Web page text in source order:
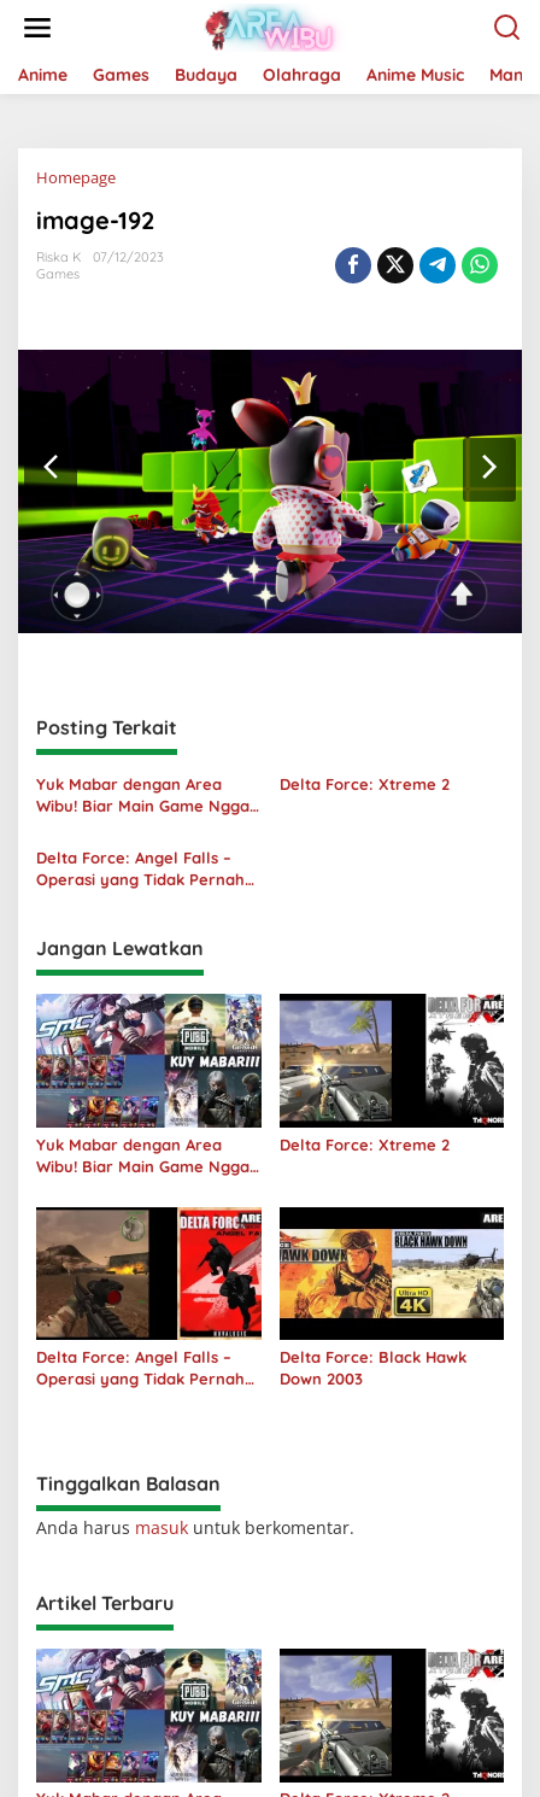
Anime Games Budaya Olahraga Anime Music
HomepageLampiran
image-192
Riska K
07/12/2023
Games
Posting Terkait
Yuk Mabar dengan Area
Wibu! Biar Main Game Nggak
Delta Force: Xtreme 2
Delta Force: Angel Falls –
Operasi yang Tidak Pernah
Jangan Lewatkan
Yuk Mabar dengan Area
Wibu! Biar Main Game Nggak
Delta Force: Xtreme 2
Delta Force: Angel Falls –
Operasi yang Tidak Pernah
Delta Force: Black Hawk
Down 2003
Tinggalkan Balasan
Anda harus masuk untuk berkomentar.
Artikel Terbaru